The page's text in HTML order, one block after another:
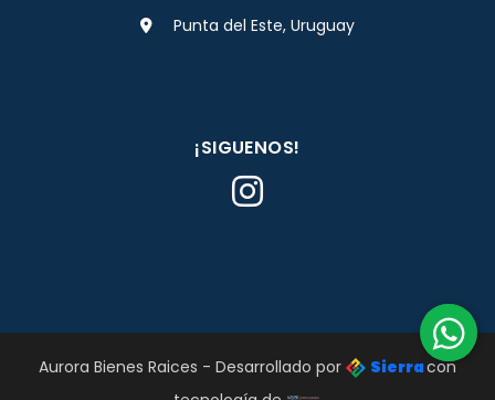
Punta del Este, Uruguay
¡SIGUENOS!
Aurora Bienes Raices - Desarrollado por Sierracon